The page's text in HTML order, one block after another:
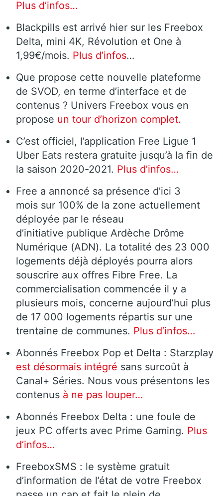
Plus d’infos…
Blackpills est arrivé hier sur les Freebox
Delta, mini 4K, Révolution et One à
1,99€/mois. Plus d’infos…
Que propose cette nouvelle plateforme
de SVOD, en terme d’interface et de
contenus ? Univers Freebox vous en
propose un tour d’horizon complet.
C’est officiel, l’application Free Ligue 1
Uber Eats restera gratuite jusqu’à la fin de
la saison 2020-2021. Plus d’infos…
Free a annoncé sa présence d’ici 3
mois sur 100% de la zone actuellement
déployée par le réseau
d’initiative publique Ardèche Drôme
Numérique (ADN). La totalité des 23 000
logements déjà déployés pourra alors
souscrire aux offres Fibre Free. La
commercialisation commencée il y a
plusieurs mois, concerne aujourd’hui plus
de 17 000 logements répartis sur une
trentaine de communes. Plus d’infos…
Abonnés Freebox Pop et Delta : Starzplay
est désormais intégré sans surcoût à
Canal+ Séries. Nous vous présentons les
contenus à ne pas louper…
Abonnés Freebox Delta : une foule de
jeux PC offerts avec Prime Gaming. Plus
d’infos…
FreeboxSMS : le système gratuit
d’information de l’état de votre Freebox